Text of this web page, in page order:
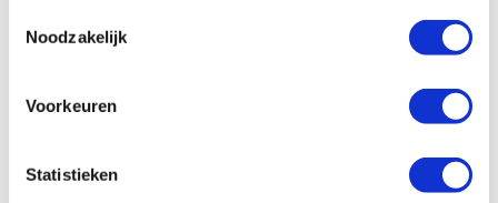
Noodzakelijk
Voorkeuren
Statistieken
leentten opzichte van de waarde van de
meeste geldverstrekkers verdelen hun
. Bij
elke risicocategorie hoort een bepaalde
rente. Hoe hoger het risico voor de